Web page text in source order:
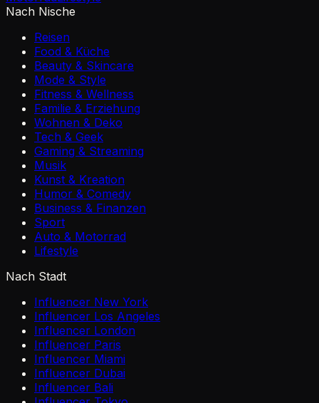
Nach Nische
Reisen
Food & Küche
Beauty & Skincare
Mode & Style
Fitness & Wellness
Familie & Erziehung
Wohnen & Deko
Tech & Geek
Gaming & Streaming
Musik
Kunst & Kreation
Humor & Comedy
Business & Finanzen
Sport
Auto & Motorrad
Lifestyle
Nach Stadt
Influencer New York
Influencer Los Angeles
Influencer London
Influencer Paris
Influencer Miami
Influencer Dubai
Influencer Bali